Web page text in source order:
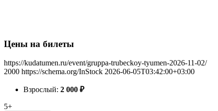
Цены на билеты
https://kudatumen.ru/event/gruppa-trubeckoy-tyumen-2026-11-02/
2000 https://schema.org/InStock 2026-06-05T03:42:00+03:00
Взрослый: 2 000 ₽
5+